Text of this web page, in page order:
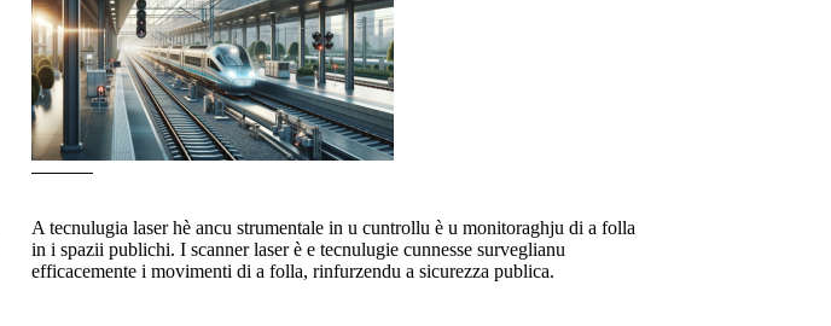
A tecnulugia laser hè ancu strumentale in u cuntrollu è u monitoraghju di a folla
in i spazii publichi. I scanner laser è e tecnulugie cunnesse surveglianu
efficacemente i movimenti di a folla, rinfurzendu a sicurezza publica.